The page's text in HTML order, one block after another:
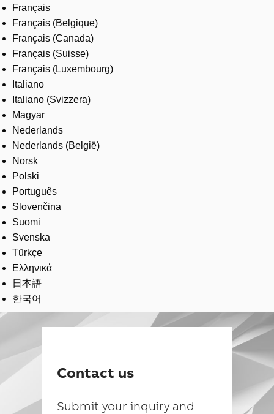
Français
Français (Belgique)
Français (Canada)
Français (Suisse)
Français (Luxembourg)
Italiano
Italiano (Svizzera)
Magyar
Nederlands
Nederlands (België)
Norsk
Polski
Português
Slovenčina
Suomi
Svenska
Türkçe
Ελληνικά
日本語
한국어
Contact us
Submit your inquiry and